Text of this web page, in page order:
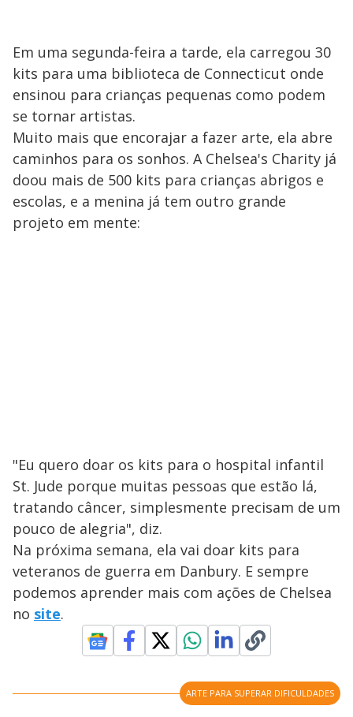
Em uma segunda-feira a tarde, ela carregou 30
kits para uma biblioteca de Connecticut onde
ensinou para crianças pequenas como podem
se tornar artistas.
Muito mais que encorajar a fazer arte, ela abre
caminhos para os sonhos. A Chelsea's Charity já
doou mais de 500 kits para crianças abrigos e
escolas, e a menina já tem outro grande
projeto em mente:
"Eu quero doar os kits para o hospital infantil
St. Jude porque muitas pessoas que estão lá,
tratando câncer, simplesmente precisam de um
pouco de alegria", diz.
Na próxima semana, ela vai doar kits para
veteranos de guerra em Danbury. E sempre
podemos aprender mais com ações de Chelsea
no site.
ARTE PARA SUPERAR DIFICULDADES